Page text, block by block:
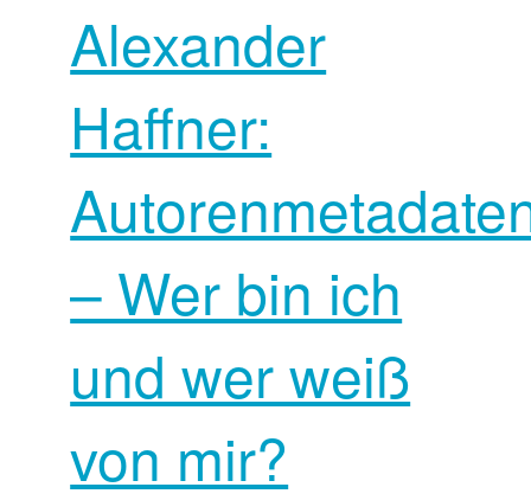
Alexander
Haffner:
– Wer bin ich
und wer weiß
von mir?